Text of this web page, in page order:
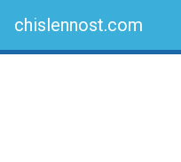
chislennost.com